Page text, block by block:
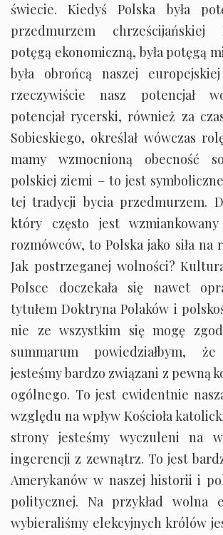
świecie. Kiedyś Polska była
przedmurzem chrześcijańskiej
potęgą ekonomiczną, była potęgą
była obrońcą naszej
rzeczywiście nasz potencjał
potencjał rycerski, również za
Sobieskiego, określał wówczas
mamy wzmocnioną obecność
polskiej ziemi – to jest
tej tradycji bycia przedmurzem.
który często jest
rozmówców, to Polska jako siła na
Jak postrzeganej wolności?
Polsce doczekała się nawet
tytułem Doktryna Polaków i
nie ze wszystkim się mogę
summarum powiedziałbym,
jesteśmy bardzo związani z pewną
ogólnego. To jest ewidentnie
względu na wpływ Kościoła
strony jesteśmy wyczuleni na
ingerencji z zewnątrz. To jest
Amerykanów w naszej historii i
politycznej. Na przykład wolna
wybieraliśmy elekcyjnych królów